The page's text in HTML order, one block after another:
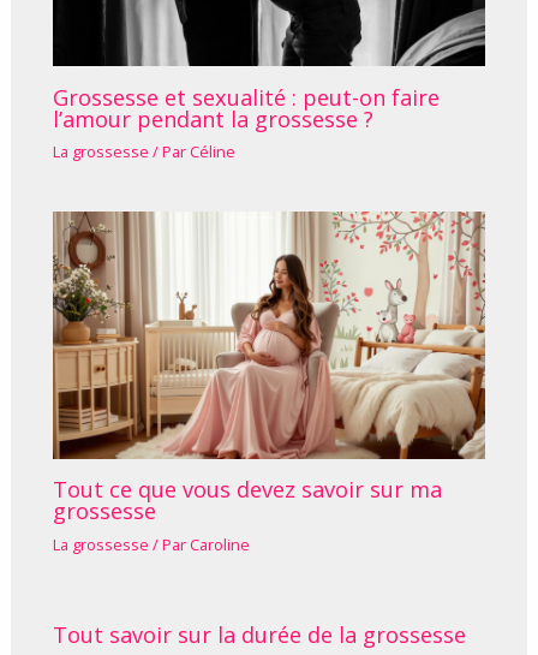
Grossesse et sexualité : peut-on faire
l’amour pendant la grossesse ?
La grossesse / ParCéline
Tout ce que vous devez savoir sur ma
grossesse
La grossesse / ParCaroline
Tout savoir sur la durée de la grossesse